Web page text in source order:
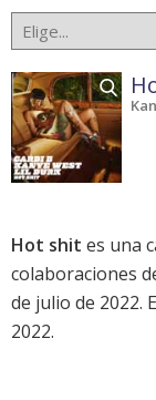
Hot shit es una
colaboraciones
de julio de 2022.
2022.